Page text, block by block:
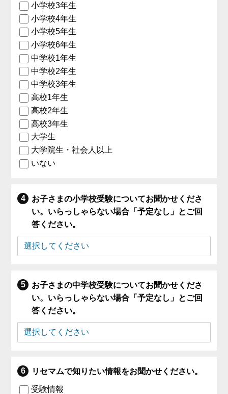
小学校3年生
小学校4年生
小学校5年生
小学校6年生
中学校1年生
中学校2年生
中学校3年生
高校1年生
高校2年生
高校3年生
大学生
大学院生・社会人以上
いない
お子さまの小学校受験についてお聞かせくださ
い。いらっしゃらない場合「予定なし」とご回
答ください。
お子さまの中学校受験についてお聞かせくださ
い。いらっしゃらない場合「予定なし」とご回
答ください。
リセマムで知りたい情報をお聞かせください。
受験情報